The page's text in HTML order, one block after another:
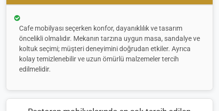
Cafe mobilyası seçerken konfor, dayanıklılık ve tasarım
öncelikli olmalıdır. Mekanın tarzına uygun masa, sandalye ve
koltuk seçimi; müşteri deneyimini doğrudan etkiler. Ayrıca
kolay temizlenebilir ve uzun ömürlü malzemeler tercih
edilmelidir.